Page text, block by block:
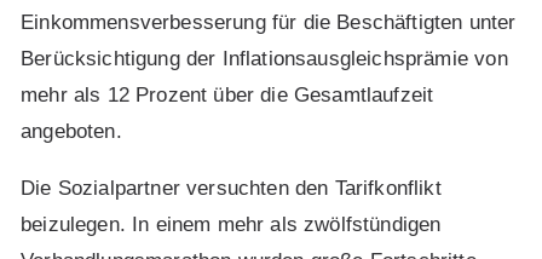
Einkommensverbesserung für die Beschäftigten unter
Berücksichtigung der Inflationsausgleichsprämie von
mehr als 12 Prozent über die Gesamtlaufzeit
angeboten.
Die Sozialpartner versuchten den Tarifkonflikt
beizulegen. In einem mehr als zwölfstündigen